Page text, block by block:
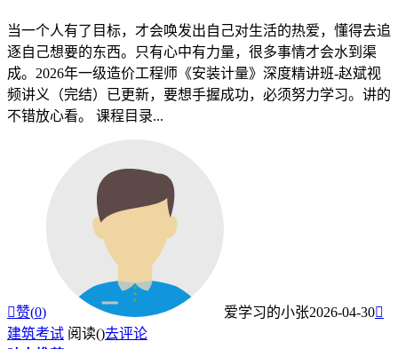
当一个人有了目标，才会唤发出自己对生活的热爱，懂得去追
逐自己想要的东西。只有心中有力量，很多事情才会水到渠
成。2026年一级造价工程师《安装计量》深度精讲班-赵斌视
频讲义（完结）已更新，要想手握成功，必须努力学习。讲的
不错放心看。 课程目录...
赞(0) 爱学习的小张2026-04-30
建筑考试 阅读()去评论